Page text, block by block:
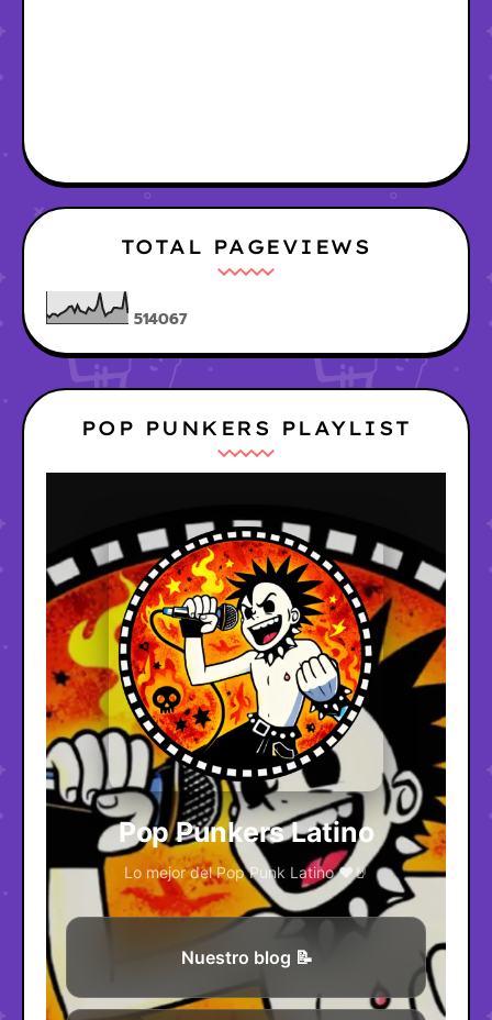
TOTAL PAGEVIEWS
514067
POP PUNKERS PLAYLIST